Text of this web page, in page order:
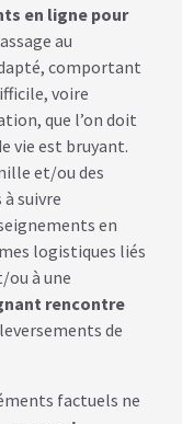
en ligne pour
au
comportant
voire
que l’on doit
vie est bruyant.
et/ou des
suivre
en
logistiques liés
ou à une
rencontre
de
factuels ne